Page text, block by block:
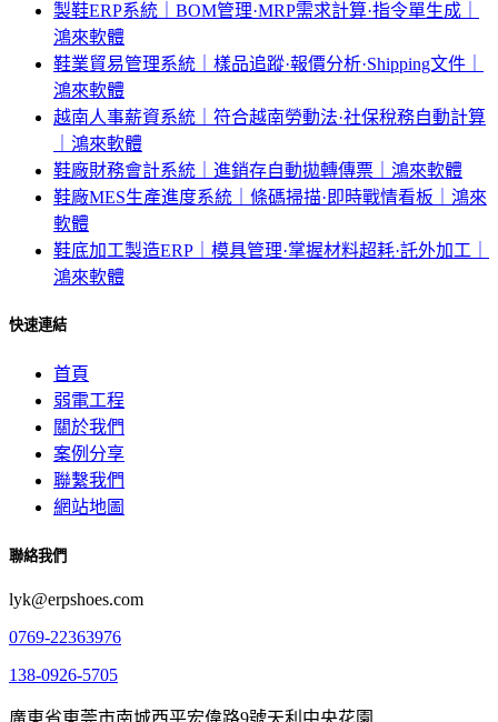
製鞋ERP系統｜BOM管理·MRP需求計算·指令單生成｜
鴻來軟體
鞋業貿易管理系統｜樣品追蹤·報價分析·Shipping文件｜
鴻來軟體
越南人事薪資系統｜符合越南勞動法·社保稅務自動計算
｜鴻來軟體
鞋廠財務會計系統｜進銷存自動拋轉傳票｜鴻來軟體
鞋廠MES生產進度系統｜條碼掃描·即時戰情看板｜鴻來
軟體
鞋底加工製造ERP｜模具管理·掌握材料超耗·託外加工｜
鴻來軟體
快速連結
首頁
弱電工程
關於我們
案例分享
聯繫我們
網站地圖
聯絡我們
lyk@erpshoes.com
0769-22363976
138-0926-5705
廣東省東莞市南城西平宏偉路9號天利中央花園